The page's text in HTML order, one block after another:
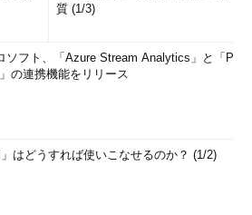
質 (1/3)
ソフト、「Azure Stream Analytics」と「P
の連携機能をリリース
」はどうすれば使いこなせるのか？ (1/2)